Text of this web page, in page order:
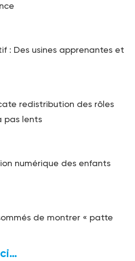
: Des usines apprenantes et
redistribution des rôles
pas lents
numérique des enfants
de montrer « patte